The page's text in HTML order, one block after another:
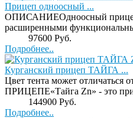
Прицеп одноосный ...
ОПИСАНИЕОдноосный
расширенными
97600 Руб.
Подробнее..
Курганский прицеп ТАЙГА ...
Цвет тента может отличаться
ПРИЦЕПЕ«Тайга Zn» - это
144900 Руб.
Подробнее..